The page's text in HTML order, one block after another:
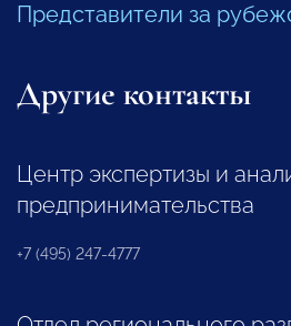
Представители за
Другие контакты
Центр экспертизы и
предпринимательства
+7 (495) 247-4777